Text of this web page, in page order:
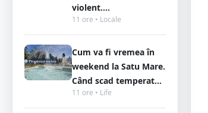
violent....
11 ore • Locale
Cum va fi vremea în
weekend la Satu Mare.
Când scad temperat...
11 ore • Life